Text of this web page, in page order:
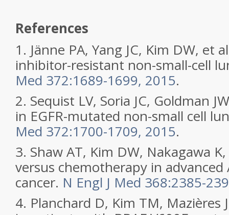
References
1. Jänne PA, Yang JC, Kim DW, et
inhibitor-resistant non-small-cell
Med 372:1689-1699, 2015.
2. Sequist LV, Soria JC, Goldman
in EGFR-mutated non-small cell
Med 372:1700-1709, 2015.
3. Shaw AT, Kim DW, Nakagawa
versus chemotherapy in advanced
cancer. N Engl J Med 368:2385-
4. Planchard D, Kim TM, Mazières